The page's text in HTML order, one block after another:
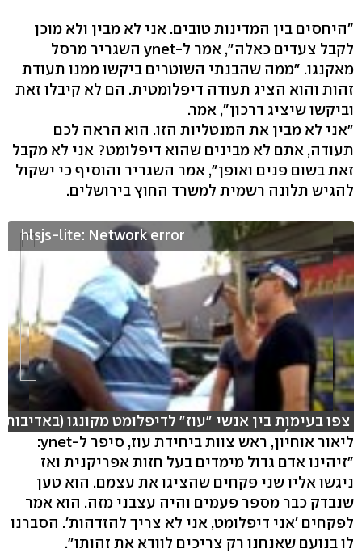
"היחסים בין המדינות טובים. אני לא מבין ולא מוכן
לקבל צעדים כאלה", אמר ל-ynet השגריר מרסל
מאקנגו. "ממה שהבנתי השוטרים ביקשו ממנו תעודת
זהות והוא הציג תעודה דיפלומטית. הם לא קיבלו זאת
וביקשו שיציג דרכון", אמר.
"אני לא מבין את המנטליות הזו. הוא הראה לכם
תעודה, אתם לא מבינים שהוא דיפלומט? אני לא מקבל
זאת בשום פנים ואופן", אמר השגריר והוסיף כי ישקול
להגיש תלונה רשמית למשרד החוץ בירושלים.
hlsjs-lite: Network error
צפו בעימות בין אנשי "עוז" לדיפלומט מקונגו (באדיבות
יחידת עוז)
ליאור אוחיון, ראש צוות ביחידת עוז, סיפר ל-ynet:
"זיהינו אדם גדול מימדים בעל חזות אפריקנית ואז
ניגשו אליו שני פקחים שהציגו את עצמם. הוא טען
שנבדק כבר מספר פעמים והיה עצבני מזה. הוא אמר
לפקחים 'אני דיפלומט, אני לא צריך להזדהות'. הסברנו
לו בנועם שאנחנו רק צריכים לוודא את זהותו".